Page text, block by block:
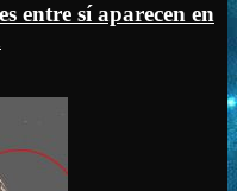
entre sí aparecen en